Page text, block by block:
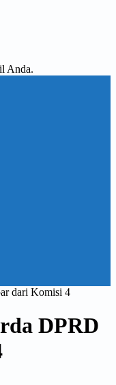
Anda.
dari Komisi 4
DPRD